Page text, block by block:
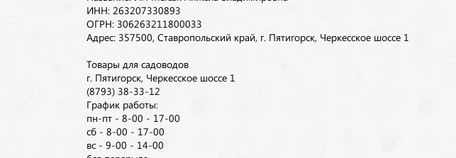
ИНН: 263207330893
ОГРН: 306263211800033
Адрес: 357500, Ставропольский край, г. Пятигорск, Черкесское шоссе 1
Товары для садоводов
г. Пятигорск, Черкесское шоссе 1
(8793) 38-33-12
График работы:
пн-пт - 8-00 - 17-00
сб - 8-00 - 17-00
вс - 9-00 - 14-00